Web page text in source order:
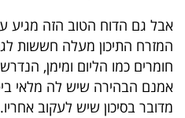
אבל גם הדוח הטוב הזה מגיע
המזרח התיכון מעלה חששות
אמנם הבהירה שיש לה מלאי
מדובר בסיכון שיש לעקוב אחריו.